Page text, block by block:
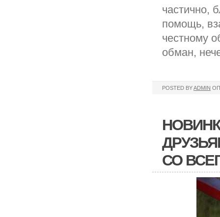
частично,
помощь,
честному
обман,
POSTED BYADMIN
СО